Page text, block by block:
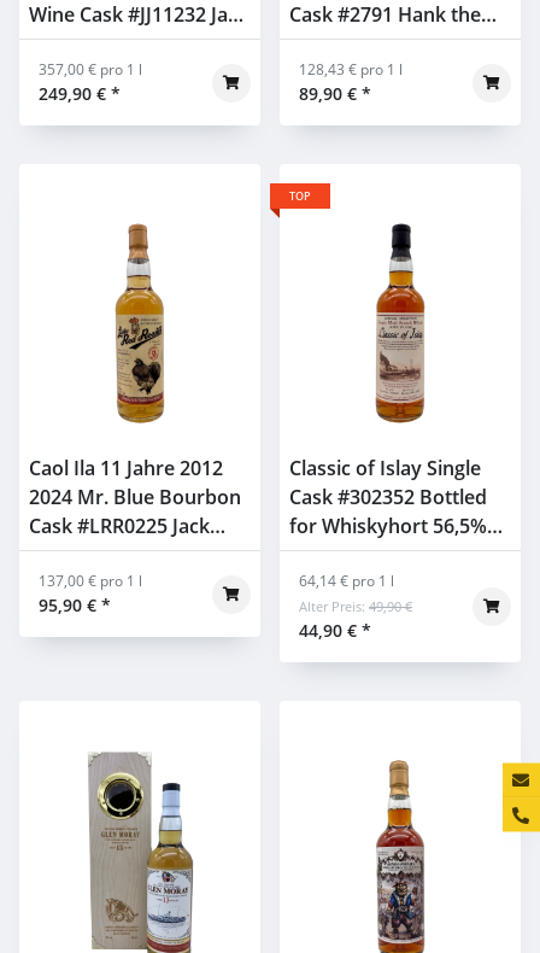
Wine Cask #JJ11232 Jack
Wiebers Old Train Line
59,6% 0,7l
249,90 € *
357,00 € pro 1 l
Cask #2791 Hank the
Raven Part II Jack
Wiebers 55,1% 0,7l
89,90 € *
128,43 € pro 1 l
Caol Ila 11 Jahre 2012
2024 Mr. Blue Bourbon
Cask #LRR0225 Jack
Wiebers 58,5% 0,7l
95,90 € *
137,00 € pro 1 l
TOP
Classic of Islay Single
Cask #302352 Bottled
for Whiskyhort 56,5%
0,7l
44,90 € *
64,14 € pro 1 l
Alter Preis: 49,90 €